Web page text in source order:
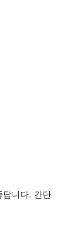
답니다. 간단